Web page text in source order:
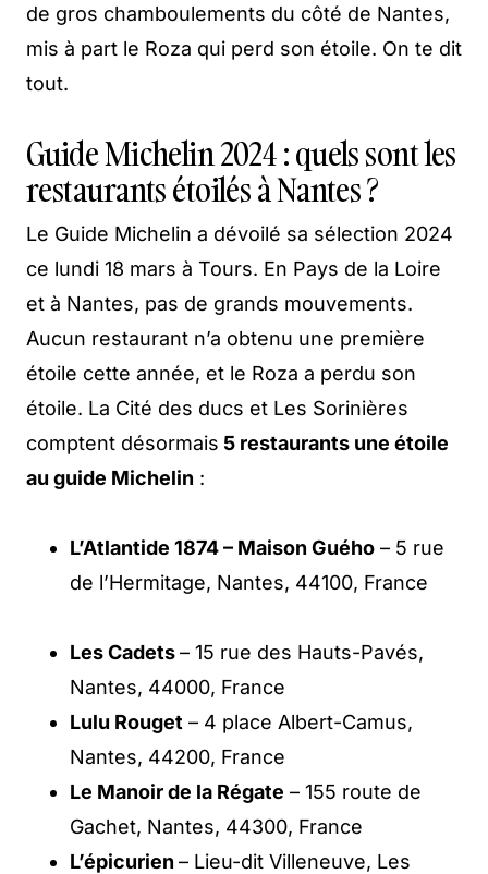
de gros chamboulements du côté de Nantes,
mis à part le Roza qui perd son étoile. On te dit
tout.
Guide Michelin 2024 : quels sont les
restaurants étoilés à Nantes ?
Le Guide Michelin a dévoilé sa sélection 2024
ce lundi 18 mars à Tours. En Pays de la Loire
et à Nantes, pas de grands mouvements.
Aucun restaurant n’a obtenu une première
étoile cette année, et le Roza a perdu son
étoile. La Cité des ducs et Les Sorinières
comptent désormais 5 restaurants une étoile
au guide Michelin :
L’Atlantide 1874 – Maison Guého – 5 rue
de l’Hermitage, Nantes, 44100, France
Les Cadets– 15 rue des Hauts-Pavés,
Nantes, 44000, France
Lulu Rouget – 4 place Albert-Camus,
Nantes, 44200, France
Le Manoir de la Régate – 155 route de
Gachet, Nantes, 44300, France
L’épicurien – Lieu-dit Villeneuve, Les